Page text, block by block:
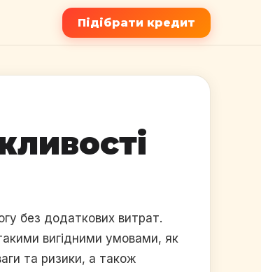
Підібрати кредит
без додаткових витрат.
вигідними умовами, як
та ризики, а також